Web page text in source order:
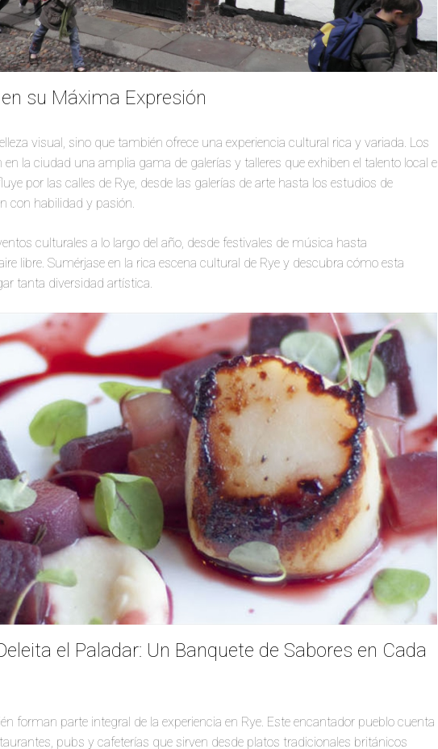
su Máxima Expresión
visual, sino que también ofrece una experiencia cultural rica y variada. Los
la ciudad una amplia gama de galerías y talleres que exhiben el talento local e
por las calles de Rye, desde las galerías de arte hasta los estudios de
con habilidad y pasión.
culturales a lo largo del año, desde festivales de música hasta
libre. Sumérjase en la rica escena cultural de Rye y descubra cómo esta
tanta diversidad artística.
el Paladar: Un Banquete de Sabores en Cada
forman parte integral de la experiencia en Rye. Este encantador pueblo cuenta
pubs y cafeterías que sirven desde platos tradicionales británicos